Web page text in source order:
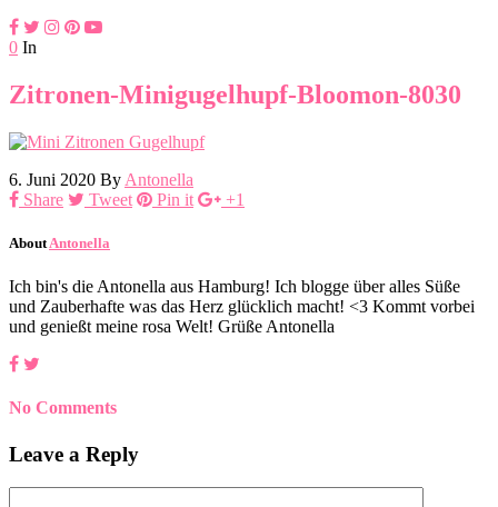
0 In
Zitronen-Minigugelhupf-Bloomon-8030
6. Juni 2020 By Antonella
Share
Tweet Pin it +1
About Antonella
Ich bin's die Antonella aus Hamburg! Ich blogge über alles Süße
und Zauberhafte was das Herz glücklich macht! <3 Kommt vorbei
und genießt meine rosa Welt! Grüße Antonella
No Comments
Leave a Reply